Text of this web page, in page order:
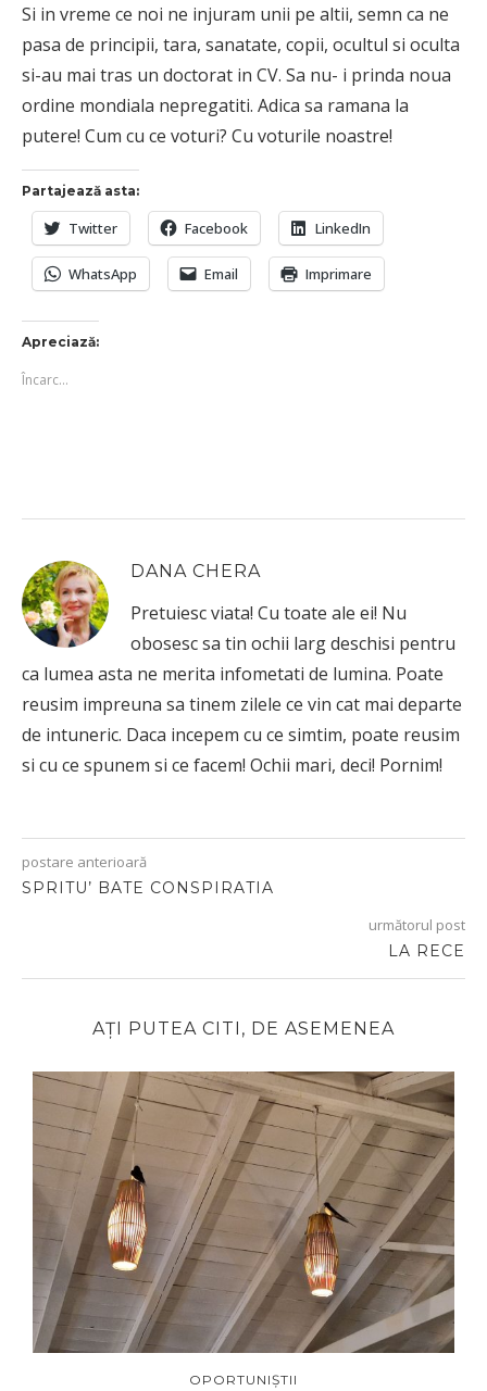
Si in vreme ce noi ne injuram unii pe altii, semn ca ne
pasa de principii, tara, sanatate, copii, ocultul si oculta
si-au mai tras un doctorat in CV. Sa nu- i prinda noua
ordine mondiala nepregatiti. Adica sa ramana la
putere! Cum cu ce voturi? Cu voturile noastre!
Partajează asta:
Twitter Facebook LinkedIn
WhatsApp Email Imprimare
Apreciază:
Încarc...
DANA CHERA
Pretuiesc viata! Cu toate ale ei! Nu
obosesc sa tin ochii larg deschisi pentru
ca lumea asta ne merita infometati de lumina. Poate
reusim impreuna sa tinem zilele ce vin cat mai departe
de intuneric. Daca incepem cu ce simtim, poate reusim
si cu ce spunem si ce facem! Ochii mari, deci! Pornim!
postare anterioară
SPRITU’ BATE CONSPIRATIA
următorul post
LA RECE
AȚI PUTEA CITI, DE ASEMENEA
OPORTUNIȘTII